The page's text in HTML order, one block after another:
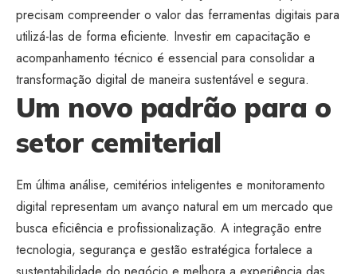
precisam compreender o valor das ferramentas digitais para
utilizá-las de forma eficiente. Investir em capacitação e
acompanhamento técnico é essencial para consolidar a
transformação digital de maneira sustentável e segura.
Um novo padrão para o
setor cemiterial
Em última análise, cemitérios inteligentes e monitoramento
digital representam um avanço natural em um mercado que
busca eficiência e profissionalização. A integração entre
tecnologia, segurança e gestão estratégica fortalece a